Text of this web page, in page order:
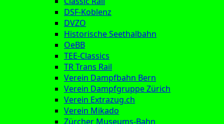
DSF-Koblenz
DVZO
Historische Seethalbahn
OeBB
TEE-Classics
TR Trans Rail
Verein Dampfbahn Bern
Verein Dampfgruppe Zürich
Verein Extrazug.ch
Verein Mikado
Zürcher Museums-Bahn